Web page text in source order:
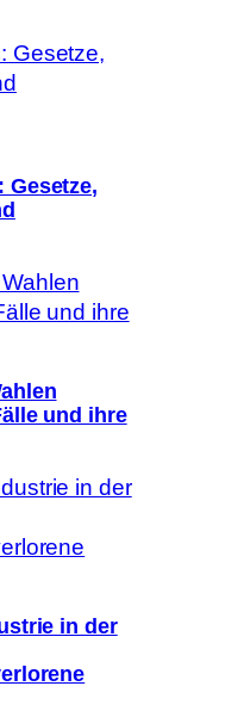
Gesetze,
und ihre
in der